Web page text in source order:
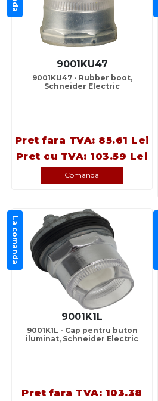
9001KU47
9001KU47 - Rubber boot,
Schneider Electric
Pret fara TVA: 85.61 Lei
Pret cu TVA: 103.59 Lei
Comanda
La comanda
9001K1L
9001K1L - Cap pentru buton
iluminat, Schneider Electric
Pret fara TVA: 103.38